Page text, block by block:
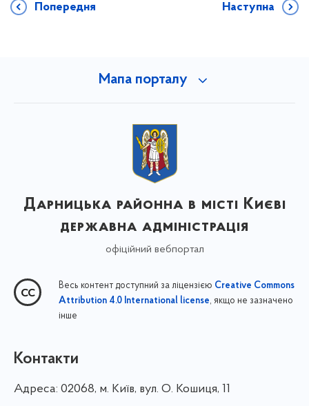
Попередня Наступна
Мапа порталу
Дарницька районна в місті Києві
державна адміністрація
офіційний вебпортал
Весь контент доступний за ліцензією Creative Commons
Attribution 4.0 International license, якщо не зазначено
інше
Контакти
Адреса: 02068, м. Київ, вул. О. Кошиця, 11